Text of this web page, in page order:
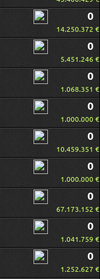
0
14.250.372 €
0
5.451.246 €
0
1.068.351 €
0
1.000.000 €
0
10.459.351 €
0
1.000.000 €
0
67.173.152 €
0
1.041.759 €
0
1.252.627 €